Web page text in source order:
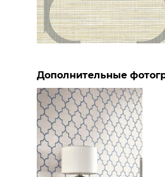
Дополнительные